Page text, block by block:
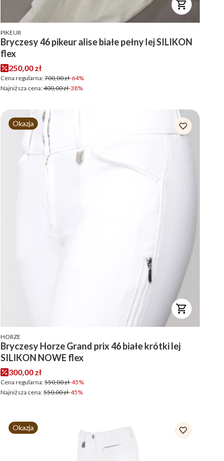
PRODUCENT
PIKEUR
Bryczesy 46 pikeur alise białe pełny lej SILIKON
flex
Cena promocyjna
250,00 zł
Cena regularna:700,00 zł-64%
Najniższa cena:400,00 zł-38%
Okazja
PRODUCENT
HORZE
Bryczesy Horze Grand prix 46 białe krótki lej
SILIKON NOWE flex
Cena promocyjna
300,00 zł
Cena regularna:550,00 zł-45%
Najniższa cena:550,00 zł-45%
Okazja